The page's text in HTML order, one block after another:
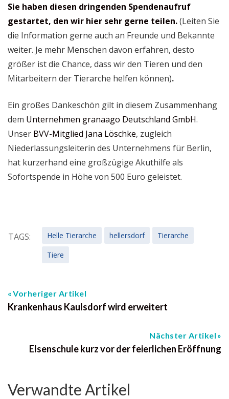
Sie haben diesen dringenden Spendenaufruf
gestartet, den wir hier sehr gerne teilen.(Leiten Sie
die Information gerne auch an Freunde und Bekannte
weiter. Je mehr Menschen davon erfahren, desto
größer ist die Chance, dass wir den Tieren und den
Mitarbeitern der Tierarche helfen können).
Ein großes Dankeschön gilt in diesem Zusammenhang
dem Unternehmen granaago Deutschland GmbH.
Unser BVV-Mitglied Jana Löschke, zugleich
Niederlassungsleiterin des Unternehmens für Berlin,
hat kurzerhand eine großzügige Akuthilfe als
Sofortspende in Höhe von 500 Euro geleistet.
TAGS: Helle Tierarche hellersdorf
Tierarche
Tiere
Vorheriger Artikel
Krankenhaus Kaulsdorf wird erweitert
Nächster Artikel
Elsenschule kurz vor der feierlichen Eröffnung
Verwandte Artikel